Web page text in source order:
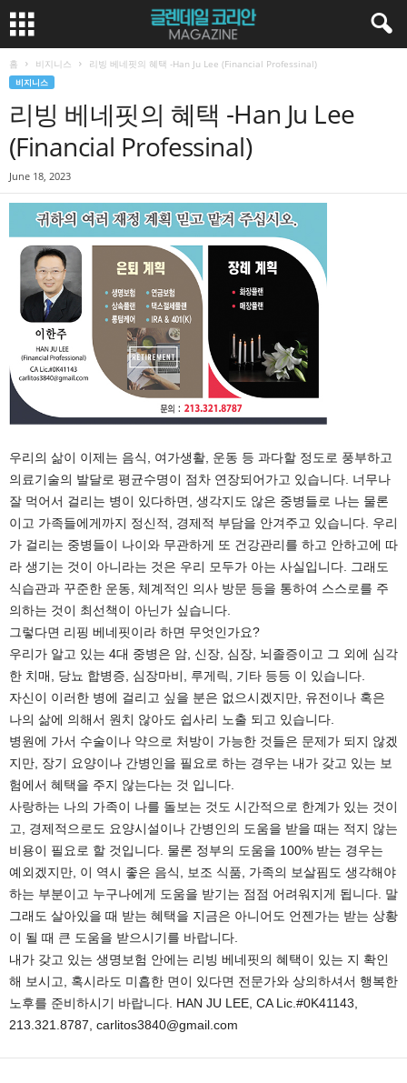
홈 비지니스 리빙 베네핏의 혜택 -Han Ju Lee (Financial Professinal)
비지니스
리빙 베네핏의 혜택 -Han Ju Lee
(Financial Professinal)
June 18, 2023
우리의 삶이 이제는 음식, 여가생활, 운동 등 과다할 정도로 풍부하고
의료기술의 발달로 평균수명이 점차 연장되어가고 있습니다. 너무나
잘 먹어서 걸리는 병이 있다하면, 생각지도 않은 중병들로 나는 물론
이고 가족들에게까지 정신적, 경제적 부담을 안겨주고 있습니다. 우리
가 걸리는 중병들이 나이와 무관하게 또 건강관리를 하고 안하고에 따
라 생기는 것이 아니라는 것은 우리 모두가 아는 사실입니다. 그래도
식습관과 꾸준한 운동, 체계적인 의사 방문 등을 통하여 스스로를 주
의하는 것이 최선책이 아닌가 싶습니다.
그렇다면 리핑 베네핏이라 하면 무엇인가요?
우리가 알고 있는 4대 중병은 암, 신장, 심장, 뇌졸증이고 그 외에 심각
한 치매, 당뇨 합병증, 심장마비, 루게릭, 기타 등등 이 있습니다.
자신이 이러한 병에 걸리고 싶을 분은 없으시겠지만, 유전이나 혹은
나의 삶에 의해서 원치 않아도 쉽사리 노출 되고 있습니다.
병원에 가서 수술이나 약으로 처방이 가능한 것들은 문제가 되지 않겠
지만, 장기 요양이나 간병인을 필요로 하는 경우는 내가 갖고 있는 보
험에서 혜택을 주지 않는다는 것 입니다.
사랑하는 나의 가족이 나를 돌보는 것도 시간적으로 한계가 있는 것이
고, 경제적으로도 요양시설이나 간병인의 도움을 받을 때는 적지 않는
비용이 필요로 할 것입니다. 물론 정부의 도움을 100% 받는 경우는
예외겠지만, 이 역시 좋은 음식, 보조 식품, 가족의 보살핌도 생각해야
하는 부분이고 누구나에게 도움을 받기는 점점 어려워지게 됩니다. 말
그래도 살아있을 때 받는 혜택을 지금은 아니어도 언젠가는 받는 상황
이 될 때 큰 도움을 받으시기를 바랍니다.
내가 갖고 있는 생명보험 안에는 리빙 베네핏의 혜택이 있는 지 확인
해 보시고, 혹시라도 미흡한 면이 있다면 전문가와 상의하셔서 행복한
노후를 준비하시기 바랍니다. HAN JU LEE, CA Lic.#0K41143,
213.321.8787, carlitos3840@gmail.com